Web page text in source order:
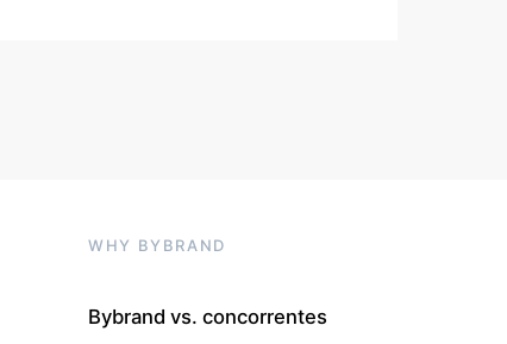
WHY BYBRAND
Bybrand vs. concorrentes